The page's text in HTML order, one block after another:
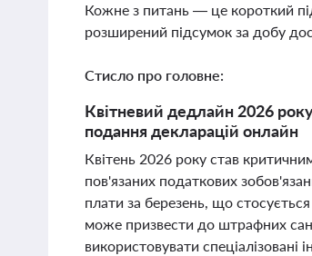
Кожне з питань — це короткий
розширений підсумок за добу
Стисло про головне:
Квітневий дедлайн 2026
подання декларацій онлайн
Квітень 2026 року став
пов'язаних податкових
плати за березень, що
може призвести до штрафних
використовувати